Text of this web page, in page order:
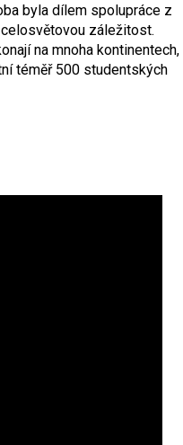
byla dílem spolupráce z
záležitost.
na mnoha kontinentech,
téměř 500 studentských